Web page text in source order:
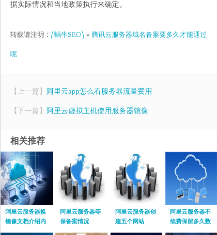
据实际情况和当地政策执行来确定。
转载请注明： ⎛蜗牛SEO⎞ » 腾讯云服务器域名备案要多久才能通过
呢
【上一篇】 阿里云app怎么看服务器流量费用
【下一篇】 阿里云虚拟主机使用服务器镜像
相关推荐
阿里云服务器换
镜像文档介绍内
容
阿里云服务器等
保备案情况
阿里云服务器创
建五个网站
阿里云服务器不
续费保留多久数
据